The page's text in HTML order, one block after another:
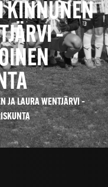
KINNUNEN
–
JA LAURA WENTJÄRVI –